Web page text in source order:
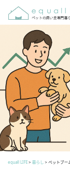
equall LIFE> 暮らし > ペットブー